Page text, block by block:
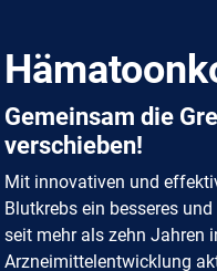
Gemeinsam die
verschieben!
Mit innovativen und
Blutkrebs ein besseres
seit mehr als zehn Jahren
Arzneimittelentwicklung